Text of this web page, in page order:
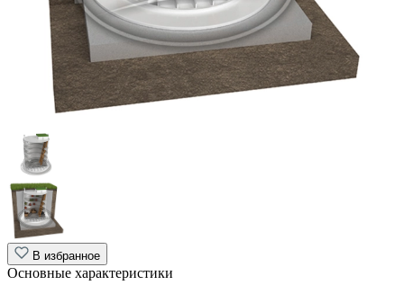
В избранное
Основные характеристики